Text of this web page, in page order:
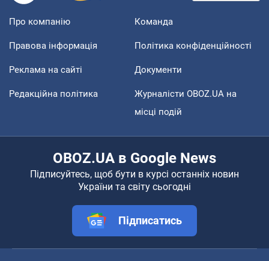
Про компанію Команда
Правова інформація Політика конфіденційності
Реклама на сайті Документи
Редакційна політика
Журналісти OBOZ.UA на
місці подій
OBOZ.UA в Google News
Підписуйтесь, щоб бути в курсі останніх новин
України та світу сьогодні
Підписатись